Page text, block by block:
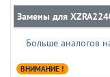
Замены для
Больше аналогов
ВНИМАНИЕ !